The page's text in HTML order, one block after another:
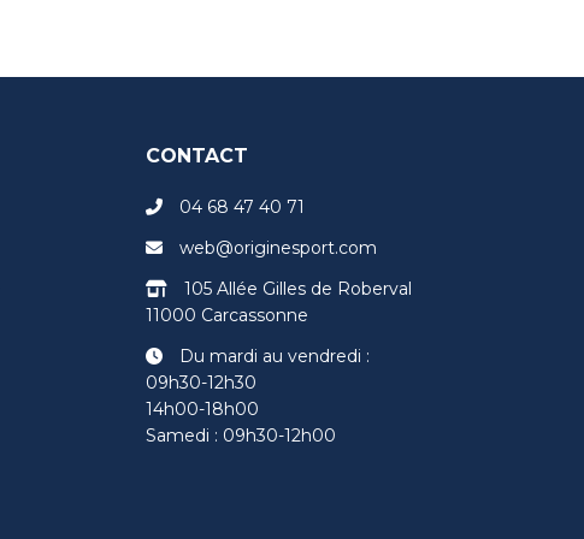
CONTACT
04 68 47 40 71
web@originesport.com
105 Allée Gilles de Roberval
11000 Carcassonne
Du mardi au vendredi :
09h30-12h30
14h00-18h00
Samedi : 09h30-12h00